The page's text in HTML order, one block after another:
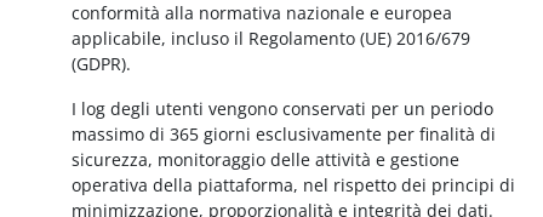
conformità alla normativa nazionale e europea
applicabile, incluso il Regolamento (UE) 2016/679
(GDPR).
I log degli utenti vengono conservati per un periodo
massimo di 365 giorni esclusivamente per finalità di
sicurezza, monitoraggio delle attività e gestione
operativa della piattaforma, nel rispetto dei principi di
minimizzazione, proporzionalità e integrità dei dati.